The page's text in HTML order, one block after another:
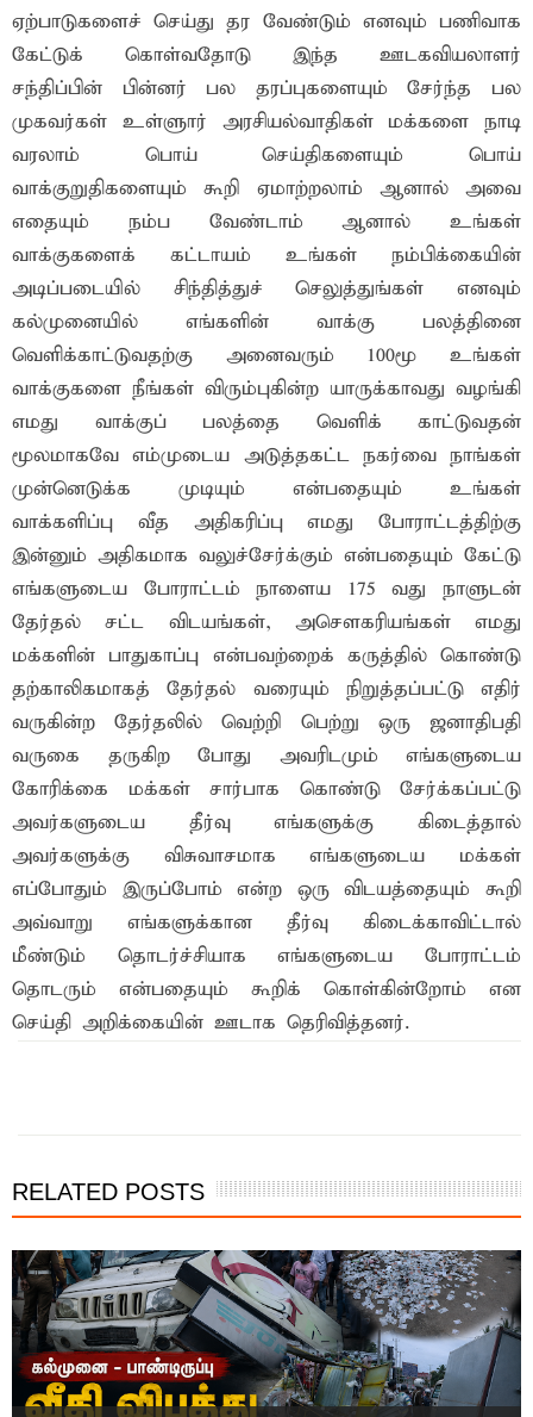
ஏற்பாடுகளைச் செய்து தர வேண்டும் எனவும் பணிவாக
கேட்டுக் கொள்வதோடு இந்த ஊடகவியலாளர்
சந்திப்பின் பின்னர் பல தரப்புகளையும் சேர்ந்த பல
முகவர்கள் உள்ளுார் அரசியல்வாதிகள் மக்களை நாடி
வரலாம் பொய் செய்திகளையும் பொய்
வாக்குறுதிகளையும் கூறி ஏமாற்றலாம் ஆனால் அவை
எதையும் நம்ப வேண்டாம் ஆனால் உங்கள்
வாக்குகளைக் கட்டாயம் உங்கள் நம்பிக்கையின்
அடிப்படையில் சிந்தித்துச் செலுத்துங்கள் எனவும்
கல்முனையில் எங்களின் வாக்கு பலத்தினை
வெளிக்காட்டுவதற்கு அனைவரும் 100மூ உங்கள்
வாக்குகளை நீங்கள் விரும்புகின்ற யாருக்காவது வழங்கி
எமது வாக்குப் பலத்தை வெளிக் காட்டுவதன்
மூலமாகவே எம்முடைய அடுத்தகட்ட நகர்வை நாங்கள்
முன்னெடுக்க முடியும் என்பதையும் உங்கள்
வாக்களிப்பு வீத அதிகரிப்பு எமது போராட்டத்திற்கு
இன்னும் அதிகமாக வலுச்சேர்க்கும் என்பதையும் கேட்டு
எங்களுடைய போராட்டம் நாளைய 175 வது நாளுடன்
தேர்தல் சட்ட விடயங்கள், அசௌகரியங்கள் எமது
மக்களின் பாதுகாப்பு என்பவற்றைக் கருத்தில் கொண்டு
தற்காலிகமாகத் தேர்தல் வரையும் நிறுத்தப்பட்டு எதிர்
வருகின்ற தேர்தலில் வெற்றி பெற்று ஒரு ஜனாதிபதி
வருகை தருகிற போது அவரிடமும் எங்களுடைய
கோரிக்கை மக்கள் சார்பாக கொண்டு சேர்க்கப்பட்டு
அவர்களுடைய தீர்வு எங்களுக்கு கிடைத்தால்
அவர்களுக்கு விசுவாசமாக எங்களுடைய மக்கள்
எப்போதும் இருப்போம் என்ற ஒரு விடயத்தையும் கூறி
அவ்வாறு எங்களுக்கான தீர்வு கிடைக்காவிட்டால்
மீண்டும் தொடர்ச்சியாக எங்களுடைய போராட்டம்
தொடரும் என்பதையும் கூறிக் கொள்கின்றோம் என
செய்தி அறிக்கையின் ஊடாக தெரிவித்தனர்.
RELATED POSTS